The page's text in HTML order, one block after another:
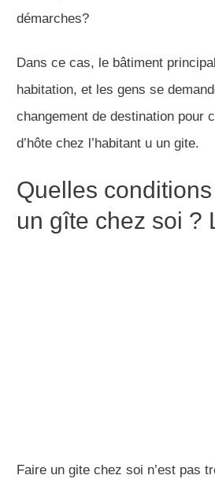
démarches?
Dans ce cas, le bâtiment
habitation, et les gens se
changement de destination pour
d’hôte chez l’habitant u un gite.
Quelles
un gîte chez soi ?
Faire un gite chez soi n’est pas